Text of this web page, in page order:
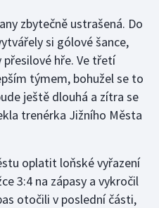
zbytečně ustrašená. Do
si gólové šance,
hře. Ve třetí
týmem, bohužel se to
ještě dlouhá a zítra se
trenérka Jižního Města
oplatit loňské vyřazení
3:4 na zápasy a vykročil
otočili v poslední části,